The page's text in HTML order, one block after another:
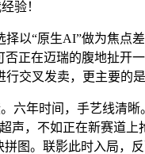
验！
以“原生AI”做为焦点
正在迈瑞的腹地扯开
交叉发卖，更主要的是
六年时间，手艺线清晰
声，不如正在新赛道上
图。联影此时入局，